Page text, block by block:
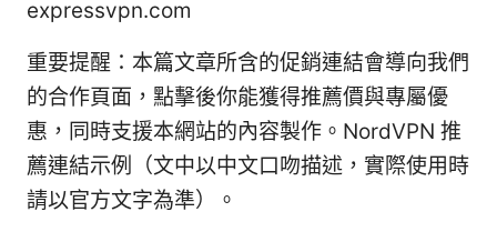
expressvpn.com
重要提醒：本篇文章所含的促銷連結會導向我們
的合作頁面，點擊後你能獲得推薦價與專屬優
惠，同時支援本網站的內容製作。NordVPN 推
薦連結示例（文中以中文口吻描述，實際使用時
請以官方文字為準）。